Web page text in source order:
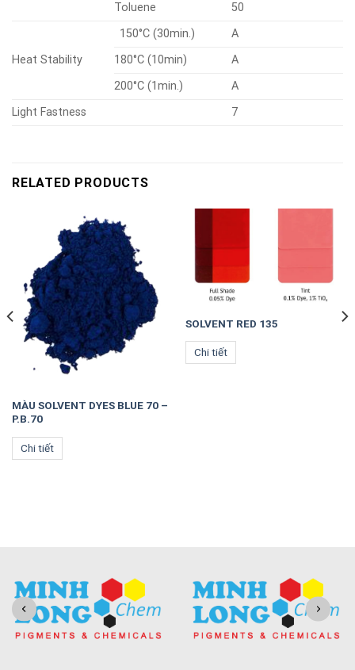
Toluene
50
Heat Stability
150°C (30min.)
A
180°C (10min)
A
200°C (1min.)
A
Light Fastness
7
RELATED PRODUCTS
MÀU SOLVENT DYES BLUE 70 –
P.B.70
Chi tiết
SOLVENT RED 135
Chi tiết